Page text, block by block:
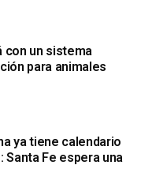
con un sistema
para animales
ya tiene calendario
Santa Fe espera una